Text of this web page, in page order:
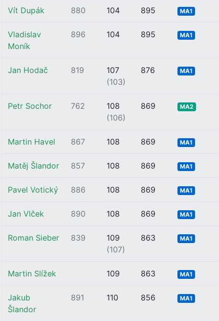
Vít Dupák 880 104 895 MA1
Vladislav
Moník
896 104 895 MA1
Jan Hodač 819
107
(103)
876 MA1
Petr Sochor 762
108
(106)
869 MA2
Martin Havel 867 108 869 MA1
Matěj Šlandor 857 108 869 MA1
Pavel Votický 886 108 869 MA1
Jan Vlček 890 108 869 MA1
Roman Sieber 839
109
(107)
863 MA1
Martin Slížek 109 863 MA1
Jakub
Šlandor
891 110 856 MA1